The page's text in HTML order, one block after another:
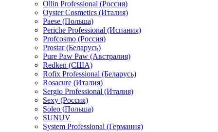
Ollin Professional (Россия)
Oyster Cosmetics (Италия)
Paese (Польша)
Periche Professional (Испания)
Profcosmo (Россия)
Prostar (Беларусь)
Pure Paw Paw (Австралия)
Redken (США)
Rofix Professional (Беларусь)
Rosacure (Италия)
Sergio Professional (Италия)
Sexy (Россия)
Soleo (Польша)
SUNUV
System Professional (Германия)